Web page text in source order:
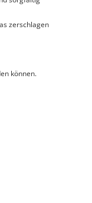
zerschlagen
können.